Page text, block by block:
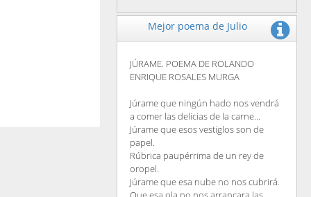
Mejor poema de Julio
JÚRAME. POEMA DE ROLANDO
ENRIQUE ROSALES MURGA
Júrame que ningún hado nos vendrá
a comer las delicias de la carne...
Júrame que esos vestiglos son de
papel.
Rúbrica paupérrima de un rey de
oropel.
Júrame que esa nube no nos cubrirá.